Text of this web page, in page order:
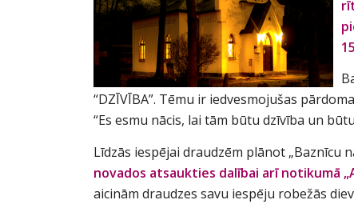
“DZĪVĪBA”. Tēmu ir iedvesmojušas
“Es esmu nācis, lai tām būtu dzīvība un
Līdzās iespējai draudzēm plānot „Baznīcu
novados atsaukties dalībai arī notikumā
aicinām draudzes savu iespēju robežās